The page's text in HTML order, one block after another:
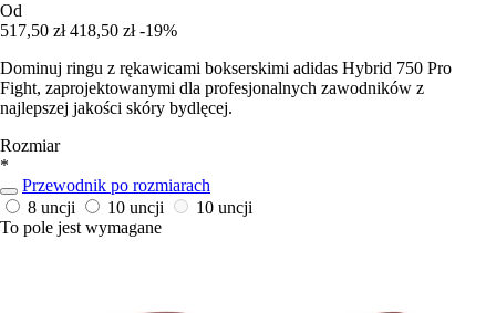
Od
517,50 zł 418,50 zł -19%
Dominuj ringu z rękawicami bokserskimi adidas Hybrid 750 Pro
Fight, zaprojektowanymi dla profesjonalnych zawodników z
najlepszej jakości skóry bydlęcej.
Rozmiar
*
Przewodnik po rozmiarach
8 uncji
10 uncji
10 uncji
To pole jest wymagane